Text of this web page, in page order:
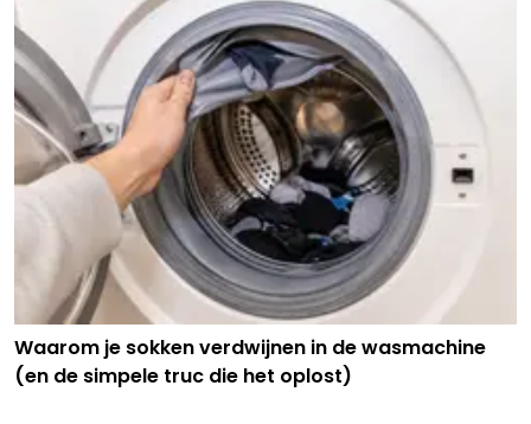
Waarom je sokken verdwijnen in de wasmachine
(en de simpele truc die het oplost)